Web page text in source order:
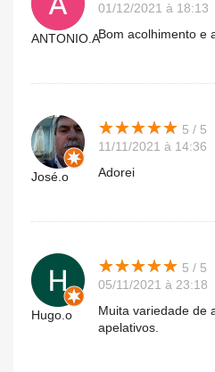
ANTONIO.A
01/12/2021 à 18:13
Bom acolhimento e
José.o
★★★★★
★★★★★ 5 / 5
11/11/2021 à 14:36
Adorei
Hugo.o
★★★★★
★★★★★ 5 / 5
05/11/2021 à 23:18
Muita variedade de
apelativos.